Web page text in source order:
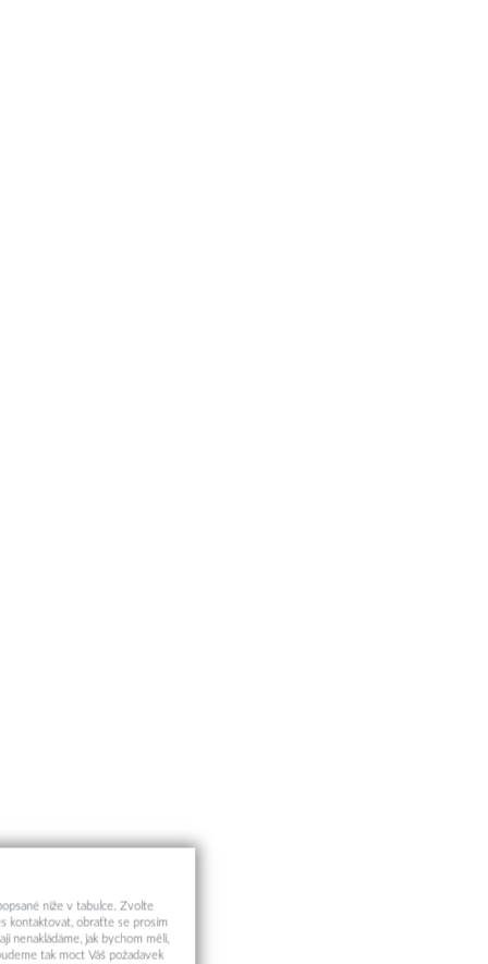
níže v tabulce. Zvolte
kontaktovat, obraťte se prosím
nenakládáme, jak bychom měli,
tak moct Váš požadavek